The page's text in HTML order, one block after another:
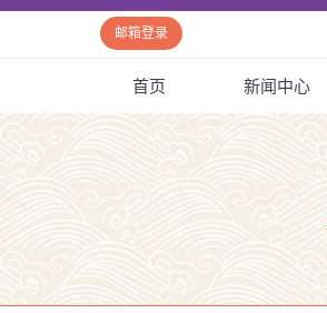
邮箱登录
首页 新闻中心